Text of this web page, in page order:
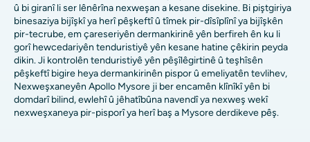
û bi giranî li ser lênêrîna nexweşan a kesane disekine. Bi piştgiriya
binesaziya bijîşkî ya herî pêşkeftî û tîmek pir-dîsîplînî ya bijîşkên
pir-tecrube, em çareseriyên dermankirinê yên berfireh ên ku li
gorî hewcedariyên tenduristiyê yên kesane hatine çêkirin peyda
dikin. Ji kontrolên tenduristiyê yên pêşîlêgirtinê û teşhîsên
pêşkeftî bigire heya dermankirinên pispor û emeliyatên tevlihev,
Nexweşxaneyên Apollo Mysore ji ber encamên klînîkî yên bi
domdarî bilind, ewlehî û jêhatîbûna navendî ya nexweş wekî
nexweşxaneya pir-pisporî ya herî baş a Mysore derdikeve pêş.